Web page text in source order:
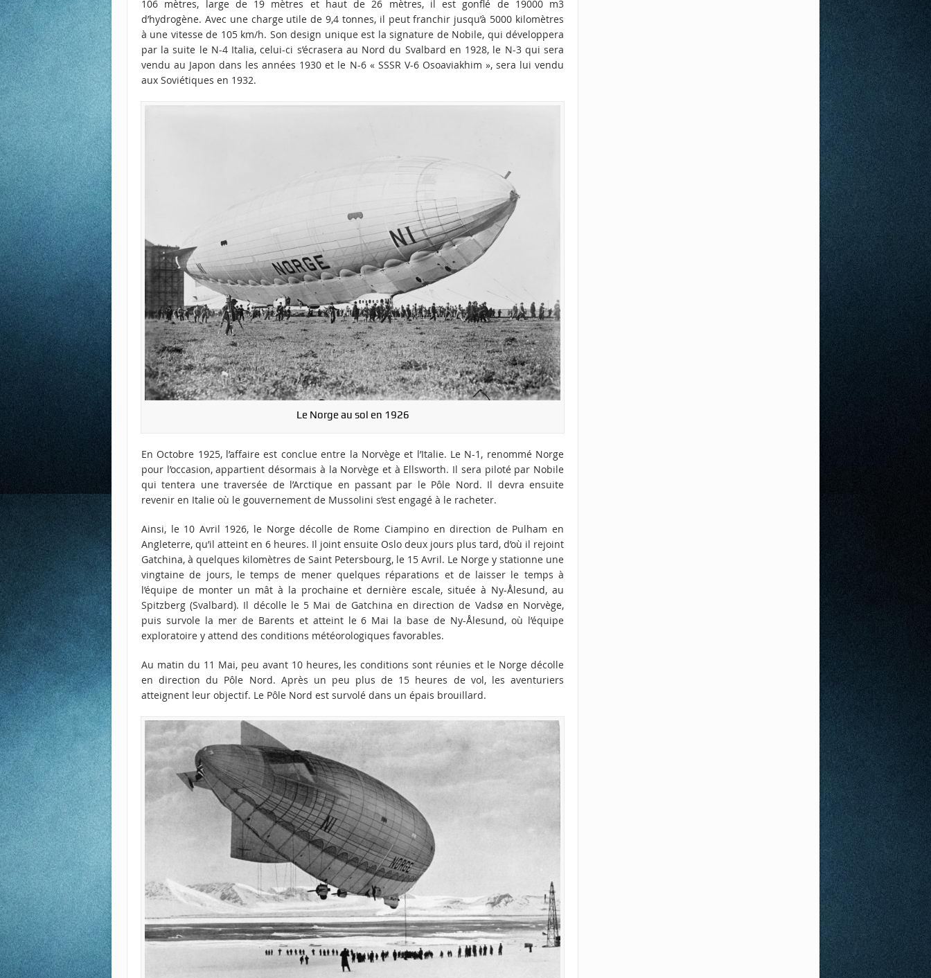
106 mètres, large de 19 mètres et haut de 26 mètres, il est gonflé de 19000 m3
d’hydrogène. Avec une charge utile de 9,4 tonnes, il peut franchir jusqu’à 5000 kilomètres
à une vitesse de 105 km/h. Son design unique est la signature de Nobile, qui développera
par la suite le N-4 Italia, celui-ci s’écrasera au Nord du Svalbard en 1928, le N-3 qui sera
vendu au Japon dans les années 1930 et le N-6 « SSSR V-6 Osoaviakhim », sera lui vendu
aux Soviétiques en 1932.
Le Norge au sol en 1926
En Octobre 1925, l’affaire est conclue entre la Norvège et l’Italie. Le N-1, renommé Norge
pour l’occasion, appartient désormais à la Norvège et à Ellsworth. Il sera piloté par Nobile
qui tentera une traversée de l’Arctique en passant par le Pôle Nord. Il devra ensuite
revenir en Italie où le gouvernement de Mussolini s’est engagé à le racheter.
Ainsi, le 10 Avril 1926, le Norge décolle de Rome Ciampino en direction de Pulham en
Angleterre, qu’il atteint en 6 heures. Il joint ensuite Oslo deux jours plus tard, d’où il rejoint
Gatchina, à quelques kilomètres de Saint Petersbourg, le 15 Avril. Le Norge y stationne une
vingtaine de jours, le temps de mener quelques réparations et de laisser le temps à
l’équipe de monter un mât à la prochaine et dernière escale, située à Ny-Ålesund, au
Spitzberg (Svalbard). Il décolle le 5 Mai de Gatchina en direction de Vadsø en Norvège,
puis survole la mer de Barents et atteint le 6 Mai la base de Ny-Ålesund, où l’équipe
exploratoire y attend des conditions météorologiques favorables.
Au matin du 11 Mai, peu avant 10 heures, les conditions sont réunies et le Norge décolle
en direction du Pôle Nord. Après un peu plus de 15 heures de vol, les aventuriers
atteignent leur objectif. Le Pôle Nord est survolé dans un épais brouillard.